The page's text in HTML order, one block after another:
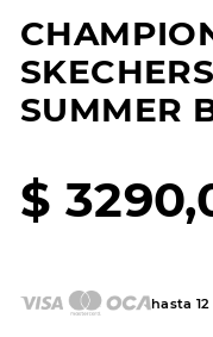
SUMMER
$ 3290,
hasta 12